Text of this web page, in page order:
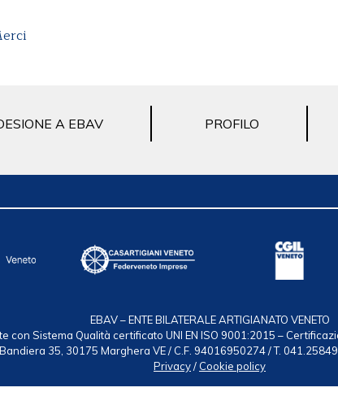
A EBAV PROFILO
EBAV – ENTE BILATERALE ARTIGIANATO VENETO
con Sistema Qualità certificato UNI EN ISO 9001:2015 –
35, 30175 Marghera VE / C.F. 94016950274 / T.
Privacy/ Cookie policy